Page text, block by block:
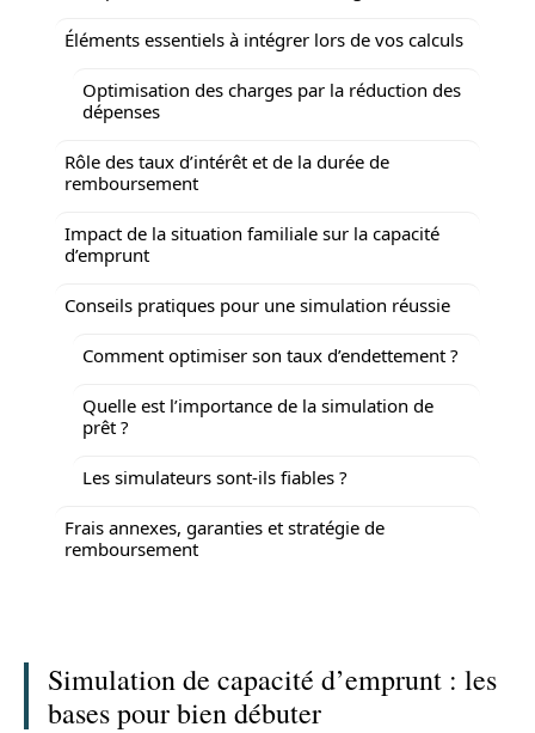
Éléments essentiels à intégrer lors de vos calculs
Optimisation des charges par la réduction des
dépenses
Rôle des taux d’intérêt et de la durée de
remboursement
Impact de la situation familiale sur la capacité
d’emprunt
Conseils pratiques pour une simulation réussie
Comment optimiser son taux d’endettement ?
Quelle est l’importance de la simulation de
prêt ?
Les simulateurs sont-ils fiables ?
Frais annexes, garanties et stratégie de
remboursement
Simulation de capacité d’emprunt : les
bases pour bien débuter